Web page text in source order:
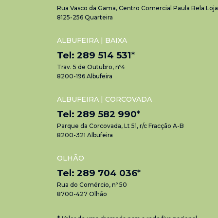
Rua Vasco da Gama, Centro Comercial Paula Bela Loja
8125-256 Quarteira
ALBUFEIRA | BAIXA
Tel: 289 514 531*
Trav. 5 de Outubro, nº4
8200-196 Albufeira
ALBUFEIRA | CORCOVADA
Tel: 289 582 990*
Parque da Corcovada, Lt 51, r/c Fracção A-B
8200-321 Albufeira
OLHÃO
Tel: 289 704 036*
Rua do Comércio, nº 50
8700-427 Olhão